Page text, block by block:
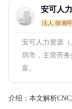
安可人
法人:徐湘明
安可人力资源
圳市，主营劳
富。
介绍： 本文解析